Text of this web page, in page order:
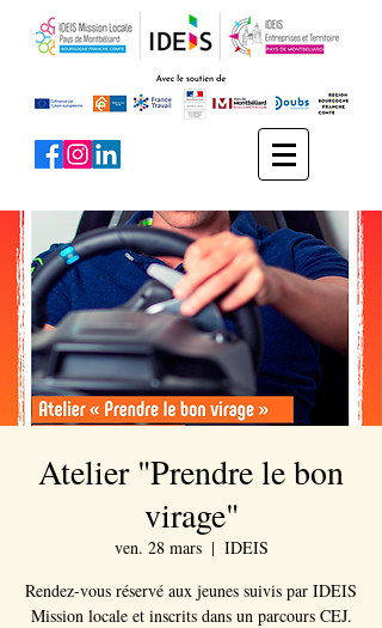
Atelier "Prendre le bon
virage"
ven. 28 mars
  |
IDEIS
Rendez-vous réservé aux jeunes suivis par IDEIS
Mission locale et inscrits dans un parcours CEJ.